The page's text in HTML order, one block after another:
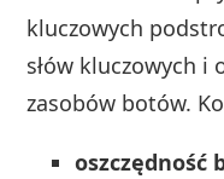
kluczowych
słów kluczowych i
zasobów botów.
oszczędność